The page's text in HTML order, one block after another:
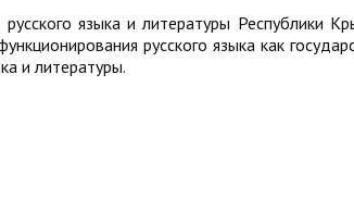
языка и литературы Республики
русского языка как
и литературы.